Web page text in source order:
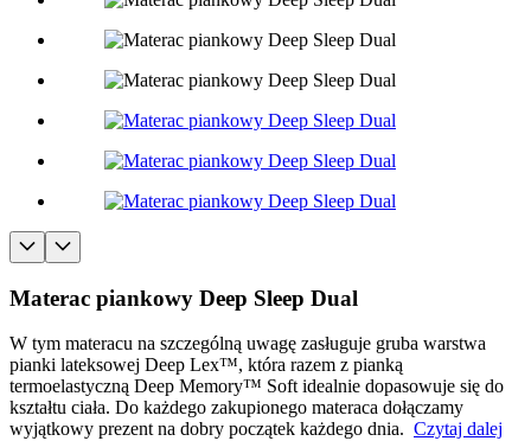
Materac piankowy Deep Sleep Dual
W tym materacu na szczególną uwagę zasługuje gruba warstwa
pianki lateksowej Deep Lex™, która razem z pianką
termoelastyczną Deep Memory™ Soft idealnie dopasowuje się do
kształtu ciała. Do każdego zakupionego materaca dołączamy
wyjątkowy prezent na dobry początek każdego dnia. Czytaj dalej